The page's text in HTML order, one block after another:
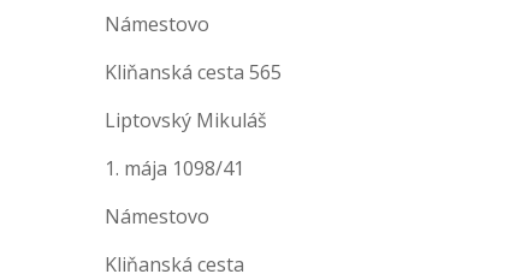
Námestovo
Kliňanská cesta 565
Liptovský Mikuláš
1. mája 1098/41
Námestovo
Kliňanská cesta